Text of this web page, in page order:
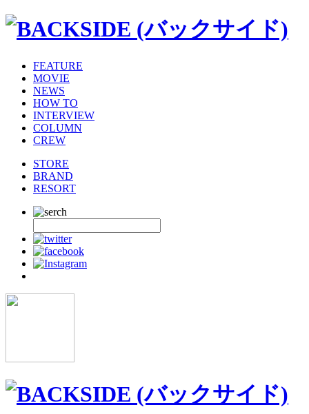
FEATURE
MOVIE
NEWS
HOW TO
INTERVIEW
COLUMN
CREW
STORE
BRAND
RESORT